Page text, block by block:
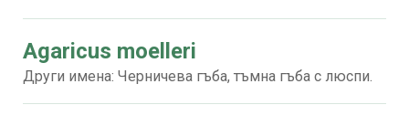
Agaricus moelleri
Други имена: Черничева гъба, тъмна гъба с люспи.